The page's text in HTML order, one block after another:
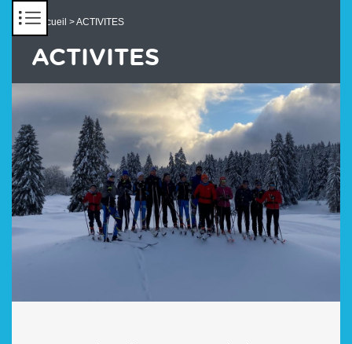
Accueil > ACTIVITES
ACTIVITES